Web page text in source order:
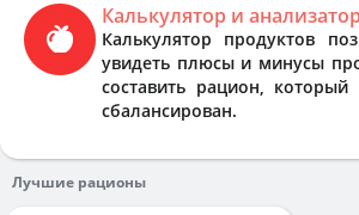
Калькулятор и
Калькулятор продуктов
увидеть плюсы и минусы
составить рацион,
сбалансирован.
Лучшие рационы